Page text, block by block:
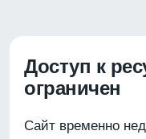
Доступ к
ограничен
Сайт временно